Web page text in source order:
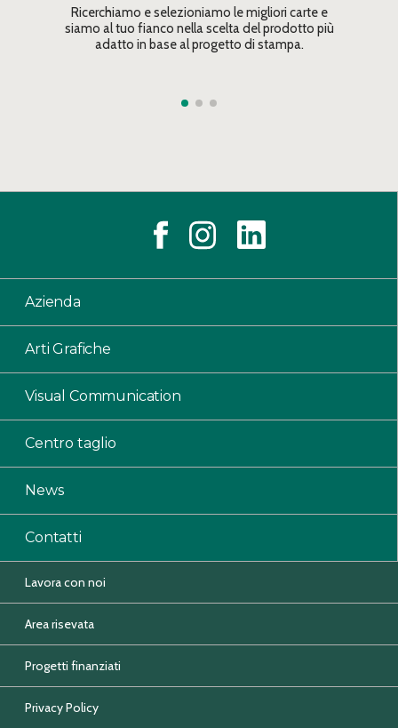
Ricerchiamo e selezioniamo le migliori carte e
siamo al tuo fianco nella scelta del prodotto più
adatto in base al progetto di stampa.
Azienda
Arti Grafiche
Visual Communication
Centro taglio
News
Contatti
Lavora con noi
Area risevata
Progetti finanziati
Privacy Policy